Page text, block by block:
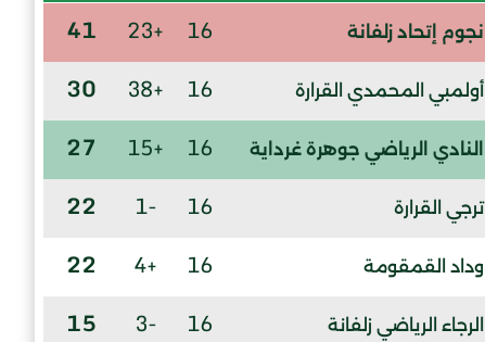
نجوم إتحاد زلفانة 16
+23
41
أولمبي المحمدي القرارة 16
+38
30
النادي الرياضي جوهرة غرداية 16
+15
27
ترجي القرارة 16
-1
22
وداد القمقومة 16
+4
22
الرجاء الرياضي زلفانة 16
-3
15